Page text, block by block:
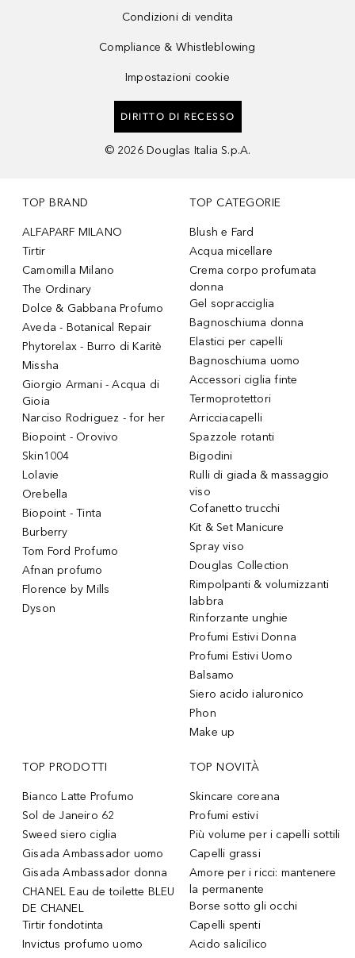
Condizioni di vendita
Compliance & Whistleblowing
Impostazioni cookie
DIRITTO DI RECESSO
© 2026 Douglas Italia S.p.A.
TOP BRAND
ALFAPARF MILANO
Tirtir
Camomilla Milano
The Ordinary
Dolce & Gabbana Profumo
Aveda - Botanical Repair
Phytorelax - Burro di Karitè
Missha
Giorgio Armani - Acqua di
Gioia
Narciso Rodriguez - for her
Biopoint - Orovivo
Skin1004
Lolavie
Orebella
Biopoint - Tinta
Burberry
Tom Ford Profumo
Afnan profumo
Florence by Mills
Dyson
TOP CATEGORIE
Blush e Fard
Acqua micellare
Crema corpo profumata
donna
Gel sopracciglia
Bagnoschiuma donna
Elastici per capelli
Bagnoschiuma uomo
Accessori ciglia finte
Termoprotettori
Arricciacapelli
Spazzole rotanti
Bigodini
Rulli di giada & massaggio
viso
Cofanetto trucchi
Kit & Set Manicure
Spray viso
Douglas Collection
Rimpolpanti & volumizzanti
labbra
Rinforzante unghie
Profumi Estivi Donna
Profumi Estivi Uomo
Balsamo
Siero acido ialuronico
Phon
Make up
TOP PRODOTTI
Bianco Latte Profumo
Sol de Janeiro 62
Sweed siero ciglia
Gisada Ambassador uomo
Gisada Ambassador donna
CHANEL Eau de toilette BLEU
DE CHANEL
Tirtir fondotinta
Invictus profumo uomo
TOP NOVITÀ
Skincare coreana
Profumi estivi
Più volume per i capelli sottili
Capelli grassi
Amore per i ricci: mantenere
la permanente
Borse sotto gli occhi
Capelli spenti
Acido salicilico